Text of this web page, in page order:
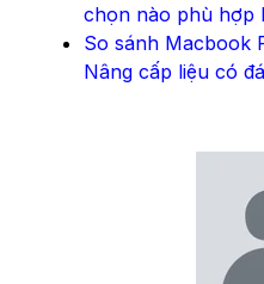
chọn nào phù hợp
So sánh Macbook
Nâng cấp liệu có